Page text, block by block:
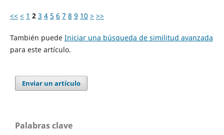
<< < 1 2 3 4 5 6 7 8 9 10 > >>
También puede Iniciar una búsqueda de similitud avanzada
para este artículo.
Enviar un artículo
Palabras clave